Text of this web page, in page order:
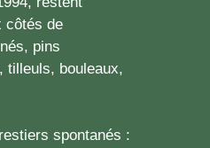
côtés de
pins
tilleuls, bouleaux,
spontanés :